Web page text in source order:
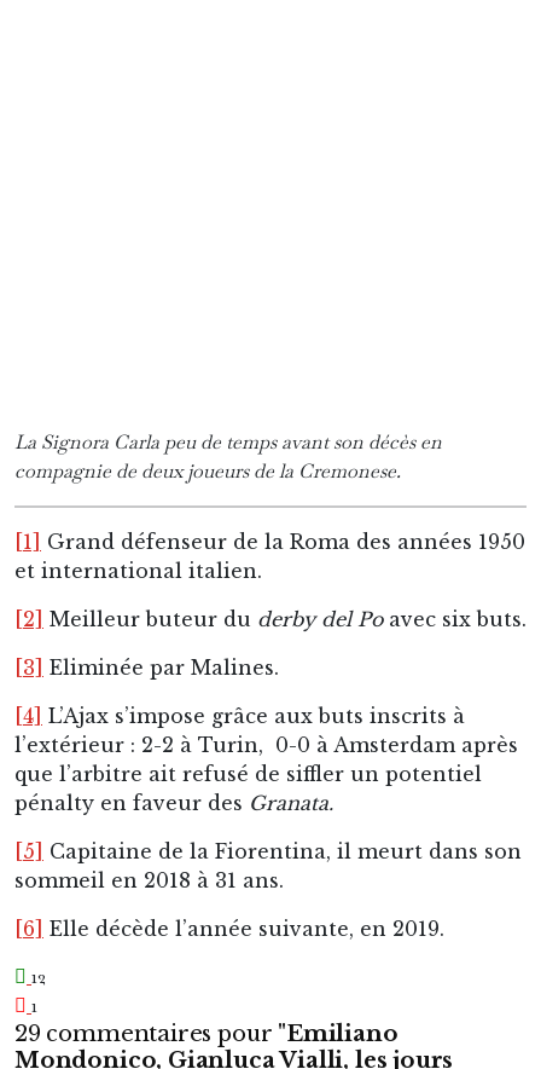
1
29 commentaires pour "Emiliano
patas en croutas dit :
19 décembre 2022 à 1h10
Magnifique
1 0
Connectez-vous pour répondre
patas en croutas dit :
Merde je me suis autopluzunté